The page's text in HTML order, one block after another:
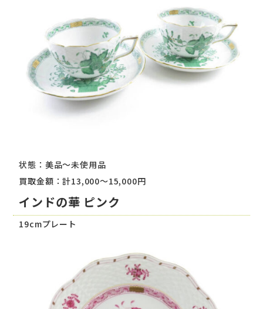
状態：美品～未使用品
買取金額：計13,000～15,000円
インドの華 ピンク
19cmプレート